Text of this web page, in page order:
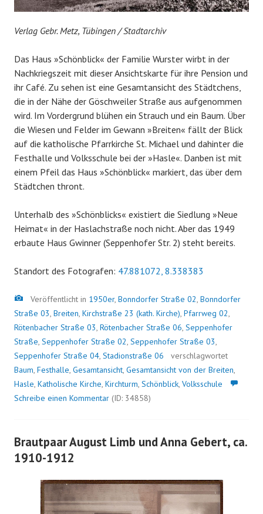
Verlag Gebr. Metz, Tübingen / Stadtarchiv
Das Haus »Schönblick« der Familie Wurster wirbt in der
Nachkriegszeit mit dieser Ansichtskarte für ihre Pension und
ihr Café. Zu sehen ist eine Gesamtansicht des Städtchens,
die in der Nähe der Göschweiler Straße aus aufgenommen
wird. Im Vordergrund blühen ein Strauch und ein Baum. Über
die Wiesen und Felder im Gewann »Breiten« fällt der Blick
auf die katholische Pfarrkirche St. Michael und dahinter die
Festhalle und Volksschule bei der »Hasle«. Danben ist mit
einem Pfeil das Haus »Schönblick« markiert, das über dem
Städtchen thront.
Unterhalb des »Schönblicks« existiert die Siedlung »Neue
Heimat« in der Haslachstraße noch nicht. Aber das 1949
erbaute Haus Gwinner (Seppenhofer Str. 2) steht bereits.
Standort des Fotografen: 47.881072, 8.338383
Bild
Veröffentlicht in 1950er, Bonndorfer Straße 02, Bonndorfer
Straße 03, Breiten, Kirchstraße 23 (kath. Kirche), Pfarrweg 02,
Rötenbacher Straße 03, Rötenbacher Straße 06, Seppenhofer
Straße, Seppenhofer Straße 02, Seppenhofer Straße 03,
Seppenhofer Straße 04, Stadionstraße 06
verschlagwortet
Baum, Festhalle, Gesamtansicht, Gesamtansicht von der Breiten,
Hasle, Katholische Kirche, Kirchturm, Schönblick, Volksschule
Schreibe einen Kommentar (ID: 34858)
Brautpaar August Limb und Anna Gebert, ca.
1910-1912